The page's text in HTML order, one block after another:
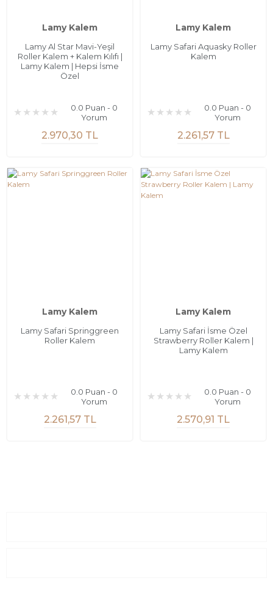
Lamy Kalem
Lamy Al Star Mavi-Yeşil
Roller Kalem + Kalem Kılıfı |
Lamy Kalem | Hepsi İsme
Özel
0.0 Puan - 0
Yorum
2.970,30 TL
Lamy Kalem
Lamy Safari Aquasky Roller
Kalem
0.0 Puan - 0
Yorum
2.261,57 TL
Lamy Kalem
Lamy Safari Springgreen
Roller Kalem
0.0 Puan - 0
Yorum
2.261,57 TL
Lamy Kalem
Lamy Safari İsme Özel
Strawberry Roller Kalem |
Lamy Kalem
0.0 Puan - 0
Yorum
2.570,91 TL